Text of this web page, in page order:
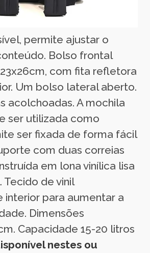
permite ajustar o
Bolso frontal
com fita refletora
Um bolso lateral aberto.
acolchoadas. A mochila
ser utilizada como
ser fixada de forma fácil
com duas correias
em lona vinílica lisa
de vinil
interior para aumentar a
Dimensões
Capacidade 15-20 litros
nestes ou